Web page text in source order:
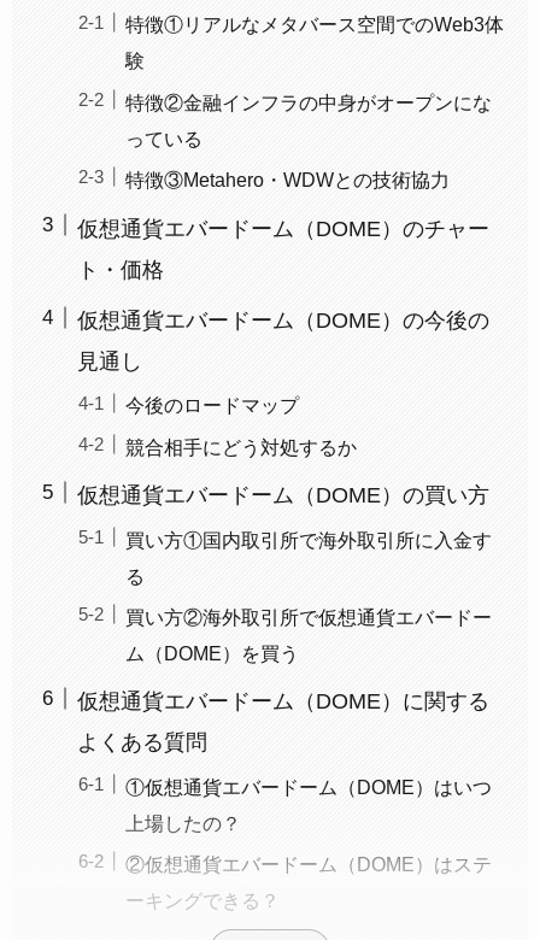
特徴①リアルなメタバース空間でのWeb3体
験
特徴②金融インフラの中身がオープンにな
っている
特徴③Metahero・WDWとの技術協力
仮想通貨エバードーム（DOME）のチャー
ト・価格
仮想通貨エバードーム（DOME）の今後の
見通し
今後のロードマップ
競合相手にどう対処するか
仮想通貨エバードーム（DOME）の買い方
買い方①国内取引所で海外取引所に入金す
る
買い方②海外取引所で仮想通貨エバードー
ム（DOME）を買う
仮想通貨エバードーム（DOME）に関する
よくある質問
①仮想通貨エバードーム（DOME）はいつ
上場したの？
②仮想通貨エバードーム（DOME）はステ
ーキングできる？